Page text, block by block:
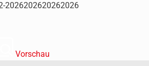
2026202620262026
Vorschau